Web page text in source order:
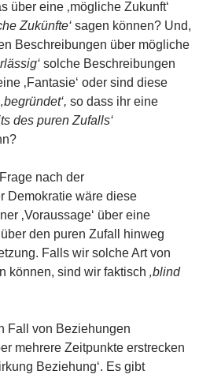
über eine ‚mögliche Zukunft‘
Zukünfte‘ sagen können? Und,
Beschreibungen über mögliche
solche Beschreibungen
‚Fantasie‘ oder sind diese
‚begründet‘, so dass ihr eine
des puren Zufalls‘
nach der
Demokratie wäre diese
‚Voraussage‘ über eine
den puren Zufall hinweg
Falls wir solche Art von
können, sind wir faktisch ‚blind
Fall von Beziehungen
mehrere Zeitpunkte erstrecken
Beziehung‘. Es gibt